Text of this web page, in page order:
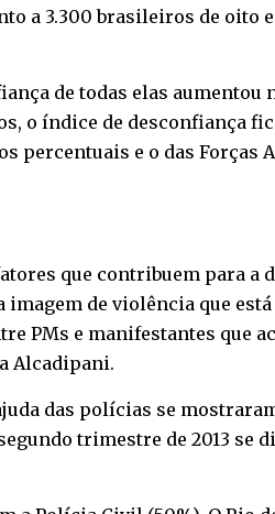
a 3.300 brasileiros de
de todas elas
o índice de desconfiança
percentuais e o das Forças
que contribuem para a
de violência que
PMs e manifestantes que
Alcadipani.
das polícias se
trimestre de 2013 se